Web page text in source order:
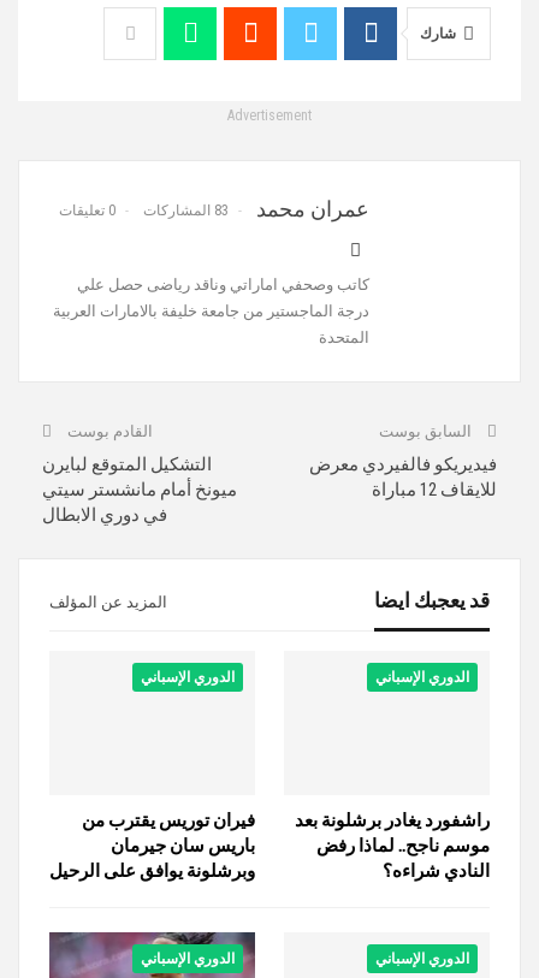
شارك
Advertisement
عمران محمد 83 المشاركات 0 تعليقات
كاتب وصحفي اماراتي وناقد رياضى حصل علي
درجة الماجستير من جامعة خليفة بالامارات العربية
المتحدة
السابق بوست
فيديريكو فالفيردي معرض
للايقاف 12 مباراة
القادم بوست
التشكيل المتوقع لبايرن
ميونخ أمام مانشستر سيتي
في دوري الابطال
قد يعجبك ايضا المزيد عن المؤلف
الدوري الإسباني
راشفورد يغادر برشلونة بعد
موسم ناجح.. لماذا رفض
النادي شراءه؟
الدوري الإسباني
فيران توريس يقترب من
باريس سان جيرمان
وبرشلونة يوافق على الرحيل
الدوري الإسباني الدوري الإسباني